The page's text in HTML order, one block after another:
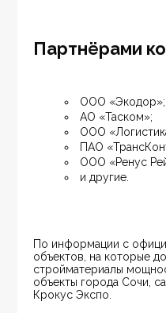
Партнёрами
ООО «Экодор»;
АО «Таском»;
ООО
ПАО
ООО «Ренус
и другие.
По информации с
объектов, на которые
стройматериалы
объекты города Сочи,
Крокус Экспо.